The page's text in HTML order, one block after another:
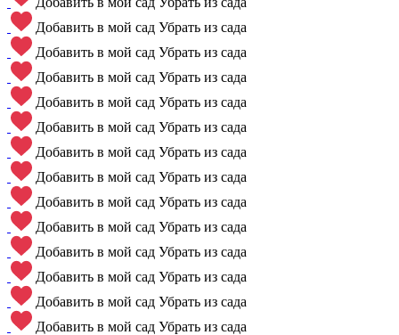
Добавить в мой сад Убрать из сада
Добавить в мой сад Убрать из сада
Добавить в мой сад Убрать из сада
Добавить в мой сад Убрать из сада
Добавить в мой сад Убрать из сада
Добавить в мой сад Убрать из сада
Добавить в мой сад Убрать из сада
Добавить в мой сад Убрать из сада
Добавить в мой сад Убрать из сада
Добавить в мой сад Убрать из сада
Добавить в мой сад Убрать из сада
Добавить в мой сад Убрать из сада
Добавить в мой сад Убрать из сада